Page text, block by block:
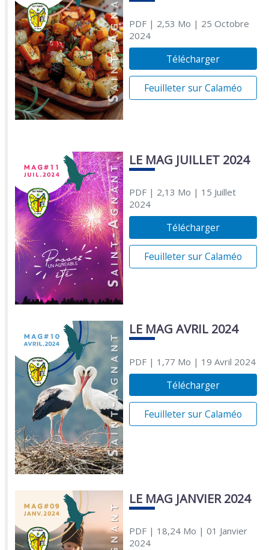
PDF| 2,53 Mo | 25 Octobre
2024
Télécharger
Feuilleter sur Calaméo
LE MAG JUILLET 2024
PDF| 2,13 Mo | 15 Juillet
2024
Télécharger
Feuilleter sur Calaméo
LE MAG AVRIL 2024
PDF| 1,77 Mo | 19 Avril 2024
Télécharger
Feuilleter sur Calaméo
LE MAG JANVIER 2024
PDF| 18,24 Mo | 01 Janvier
2024